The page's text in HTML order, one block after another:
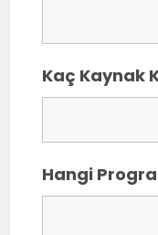
Kaç Kaynak
Hangi